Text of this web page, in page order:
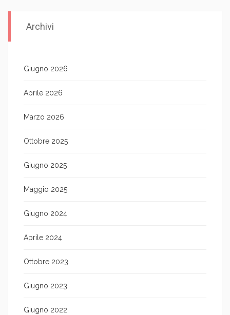
Archivi
Giugno 2026
Aprile 2026
Marzo 2026
Ottobre 2025
Giugno 2025
Maggio 2025
Giugno 2024
Aprile 2024
Ottobre 2023
Giugno 2023
Giugno 2022